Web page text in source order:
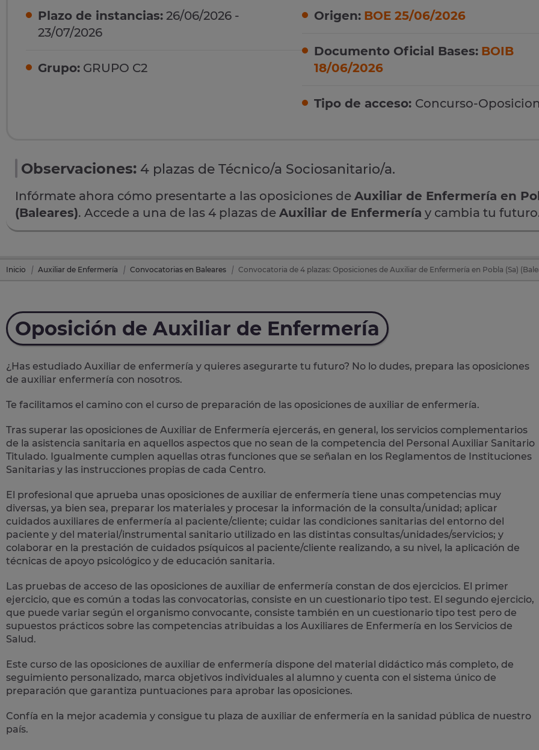
Plazo de instancias: 26/06/2026 -
23/07/2026
Grupo: GRUPO C2
Origen: BOE 25/06/2026
Documento Oficial Bases: BOIB
18/06/2026
Tipo de acceso: Concurso-Oposicion
Observaciones: 4 plazas de Técnico/a Sociosanitario/a.
Infórmate ahora cómo presentarte a las oposiciones de Auxiliar de Enfermería en
(Baleares). Accede a una de las 4 plazas de Auxiliar de Enfermería y cambia tu
Inicio Auxiliar de Enfermería Convocatorias en Baleares Convocatoria de 4 plazas: Oposiciones de Auxiliar de Enfermería en Pobla (Sa)
Oposición de Auxiliar de Enfermería
¿Has estudiado Auxiliar de enfermería y quieres asegurarte tu futuro? No lo dudes, prepara las oposiciones
de auxiliar enfermería con nosotros.
Te facilitamos el camino con el curso de preparación de las oposiciones de auxiliar de enfermería.
Tras superar las oposiciones de Auxiliar de Enfermería ejercerás, en general, los servicios complementarios
de la asistencia sanitaria en aquellos aspectos que no sean de la competencia del Personal Auxiliar Sanitario
Titulado. Igualmente cumplen aquellas otras funciones que se señalan en los Reglamentos de Instituciones
Sanitarias y las instrucciones propias de cada Centro.
El profesional que aprueba unas oposiciones de auxiliar de enfermería tiene unas competencias muy
diversas, ya bien sea, preparar los materiales y procesar la información de la consulta/unidad; aplicar
cuidados auxiliares de enfermería al paciente/cliente; cuidar las condiciones sanitarias del entorno del
paciente y del material/instrumental sanitario utilizado en las distintas consultas/unidades/servicios; y
colaborar en la prestación de cuidados psíquicos al paciente/cliente realizando, a su nivel, la aplicación de
técnicas de apoyo psicológico y de educación sanitaria.
Las pruebas de acceso de las oposiciones de auxiliar de enfermería constan de dos ejercicios. El primer
ejercicio, que es común a todas las convocatorias, consiste en un cuestionario tipo test. El segundo ejercicio,
que puede variar según el organismo convocante, consiste también en un cuestionario tipo test pero de
supuestos prácticos sobre las competencias atribuidas a los Auxiliares de Enfermería en los Servicios de
Salud.
Este curso de las oposiciones de auxiliar de enfermería dispone del material didáctico más completo, de
seguimiento personalizado, marca objetivos individuales al alumno y cuenta con el sistema único de
preparación que garantiza puntuaciones para aprobar las oposiciones.
Confía en la mejor academia y consigue tu plaza de auxiliar de enfermería en la sanidad pública de nuestro
país.